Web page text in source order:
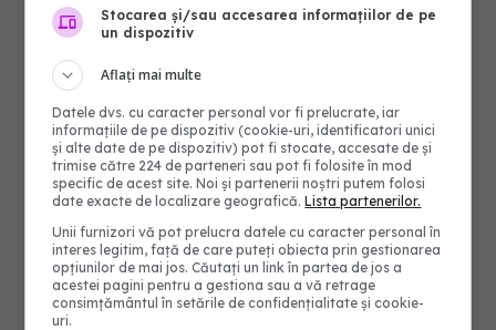
Stocarea și/sau accesarea informațiilor de pe
un dispozitiv
Aflați mai multe
Datele dvs. cu caracter personal vor fi prelucrate, iar
informațiile de pe dispozitiv (cookie-uri, identificatori unici
și alte date de pe dispozitiv) pot fi stocate, accesate de și
trimise către 224 de parteneri sau pot fi folosite în mod
specific de acest site. Noi și partenerii noștri putem folosi
date exacte de localizare geografică.Lista partenerilor.
Unii furnizori vă pot prelucra datele cu caracter personal în
interes legitim, față de care puteți obiecta prin gestionarea
opțiunilor de mai jos. Căutați un link în partea de jos a
acestei pagini pentru a gestiona sau a vă retrage
consimțământul în setările de confidențialitate și cookie-
uri.